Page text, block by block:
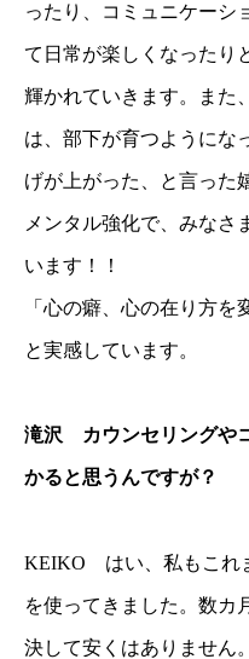
ったり、コミュニケーシ
て日常が楽しくなったり
輝かれていきます。また
は、部下が育つようにな
げが上がった、と言った
メンタル強化で、みなさ
います！！
「心の癖、心の在り方を
と実感しています。
滝沢 カウンセリングや
かると思うんですが？
KEIKO はい、私もこれ
を使ってきました。数カ
決して安くはありません